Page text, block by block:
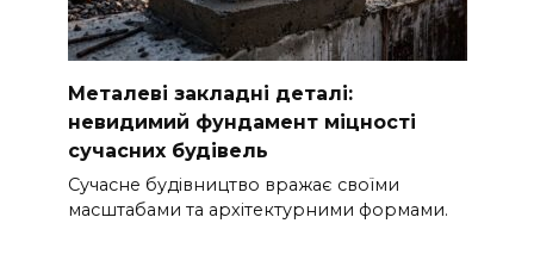
Металеві закладні деталі:
невидимий фундамент міцності
сучасних будівель
Сучасне будівництво вражає своїми
масштабами та архітектурними формами.